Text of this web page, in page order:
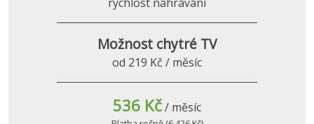
Možnost chytré TV
od 219 Kč / měsíc
536 Kč/ měsíc